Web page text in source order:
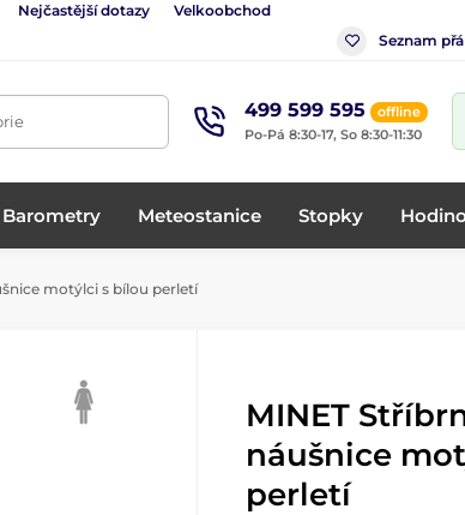
Nejčastější dotazy Velkoobchod
Seznam
499 599 595
offline
Po-Pá 8:30-17, So 8:30-11:30
Barometry Meteostanice Stopky
motýlci s bílou perletí
MINET
náušnice
perletí